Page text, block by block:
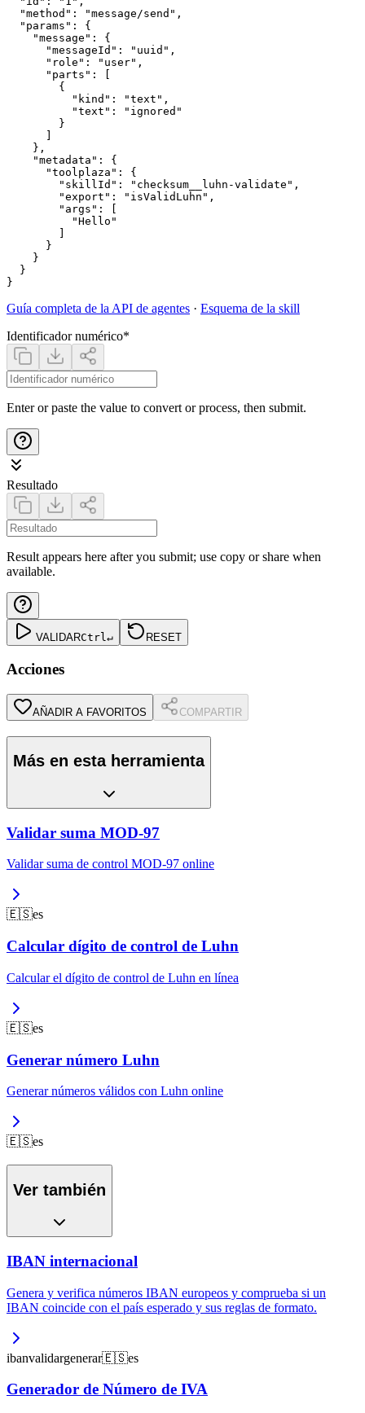
  "method": "message/send",
  "params": {
    "message": {
      "messageId": "uuid",
      "role": "user",
      "parts": [
        {
          "kind": "text",
          "text": "ignored"
        }
      ]
    },
    "metadata": {
      "toolplaza": {
        "skillId": "checksum__luhn-validate",
        "export": "isValidLuhn",
        "args": [
          "Hello"
        ]
      }
    }
  }
Guía completa de la API de agentes · Esquema de la skill
Identificador numérico*
Enter or paste the value to convert or process, then submit.
Resultado
Result appears here after you submit; use copy or share when
available.
VALIDARCtrl ↵ RESET
Acciones
AÑADIR A FAVORITOS COMPARTIR
Más en esta herramienta
Validar suma MOD-97
Validar suma de control MOD-97 online
🇪🇸es
Calcular dígito de control de Luhn
Calcular el dígito de control de Luhn en línea
🇪🇸es
Generar número Luhn
Generar números válidos con Luhn online
🇪🇸es
Ver también
IBAN internacional
Genera y verifica números IBAN europeos y comprueba si un
IBAN coincide con el país esperado y sus reglas de formato.
ibanvalidargenerar🇪🇸es
Generador de Número de IVA